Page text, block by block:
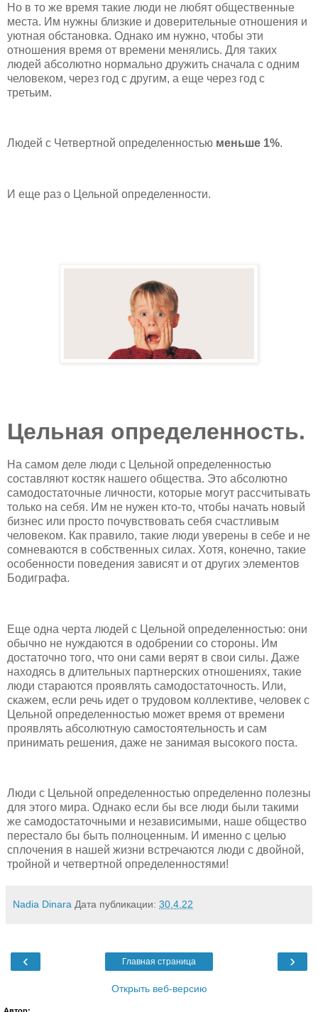
Но в то же время такие люди не любят общественные
места. Им нужны близкие и доверительные отношения и
уютная обстановка. Однако им нужно, чтобы эти
отношения время от времени менялись. Для таких
людей абсолютно нормально дружить сначала с одним
человеком, через год с другим, а еще через год с
третьим.
Людей с Четвертной определенностью меньше 1%.
И еще раз о Цельной определенности.
Цельная определенность.
На самом деле люди с Цельной определенностью
составляют костяк нашего общества. Это абсолютно
самодостаточные личности, которые могут рассчитывать
только на себя. Им не нужен кто-то, чтобы начать новый
бизнес или просто почувствовать себя счастливым
человеком. Как правило, такие люди уверены в себе и не
сомневаются в собственных силах. Хотя, конечно, такие
особенности поведения зависят и от других элементов
Бодиграфа.
Еще одна черта людей с Цельной определенностью: они
обычно не нуждаются в одобрении со стороны. Им
достаточно того, что они сами верят в свои силы. Даже
находясь в длительных партнерских отношениях, такие
люди стараются проявлять самодостаточность. Или,
скажем, если речь идет о трудовом коллективе, человек с
Цельной определенностью может время от времени
проявлять абсолютную самостоятельность и сам
принимать решения, даже не занимая высокого поста.
Люди с Цельной определенностью определенно полезны
для этого мира. Однако если бы все люди были такими
же самодостаточными и независимыми, наше общество
перестало бы быть полноценным. И именно с целью
сплочения в нашей жизни встречаются люди с двойной,
тройной и четвертной определенностями!
Nadia Dinara Дата публикации: 30.4.22
‹ ›
Главная страница
Открыть веб-версию